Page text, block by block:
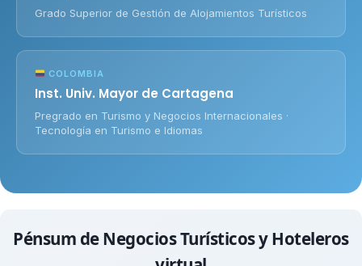
Grado Superior de Gestión de Alojamientos Turísticos
COLOMBIA
Inst. Univ. Mayor de Cartagena
Pregrado en Turismo y Negocios Internacionales ·
Tecnología en Turismo e Idiomas
Pénsum de Negocios Turísticos y Hoteleros